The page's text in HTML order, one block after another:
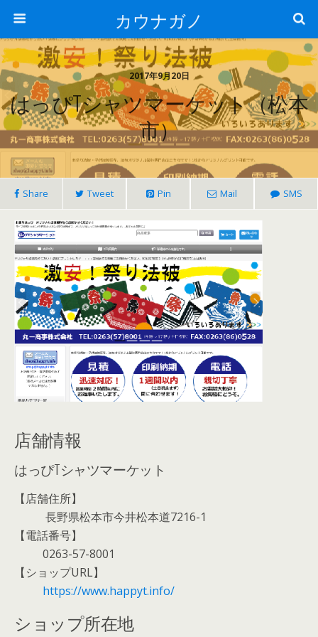
カウナガノ
2017年9月20日
はっぴTシャツマーケット（松本
市）
Share Tweet Pin Mail SMS
店舗情報
はっぴTシャツマーケット
【店舗住所】
長野県松本市今井松本道7216-1
【電話番号】
0263-57-8001
【ショップURL】
https://www.happyt.info/
ショップ所在地